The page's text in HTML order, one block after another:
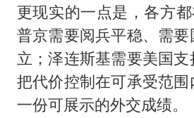
更现实的一点是，各方都
普京需要阅兵平稳、需
立；泽连斯基需要美国
把代价控制在可承受范
一份可展示的外交成绩。